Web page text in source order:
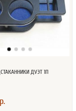
ДУЭТ 1П